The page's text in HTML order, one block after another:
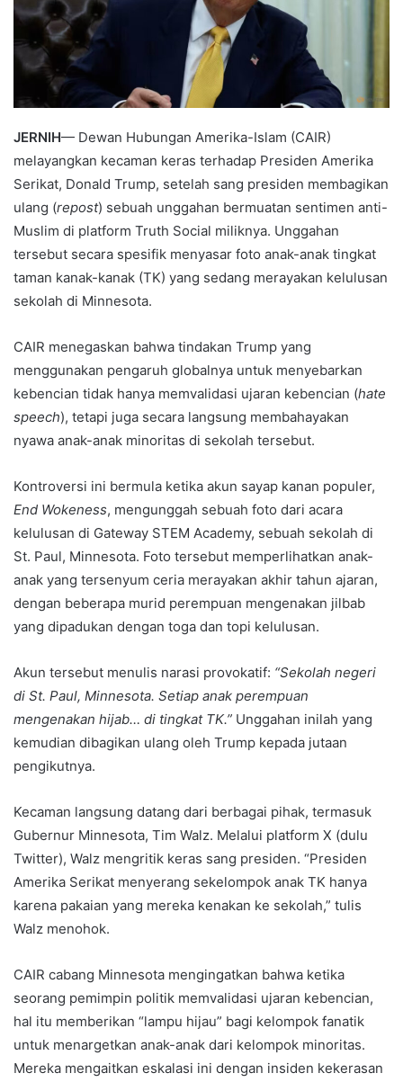
JERNIH— Dewan Hubungan Amerika-Islam (CAIR)
melayangkan kecaman keras terhadap Presiden Amerika
Serikat, Donald Trump, setelah sang presiden membagikan
ulang (repost) sebuah unggahan bermuatan sentimen anti-
Muslim di platform Truth Social miliknya. Unggahan
tersebut secara spesifik menyasar foto anak-anak tingkat
taman kanak-kanak (TK) yang sedang merayakan kelulusan
sekolah di Minnesota.
CAIR menegaskan bahwa tindakan Trump yang
menggunakan pengaruh globalnya untuk menyebarkan
kebencian tidak hanya memvalidasi ujaran kebencian (hate
speech), tetapi juga secara langsung membahayakan
nyawa anak-anak minoritas di sekolah tersebut.
Kontroversi ini bermula ketika akun sayap kanan populer,
End Wokeness, mengunggah sebuah foto dari acara
kelulusan di Gateway STEM Academy, sebuah sekolah di
St. Paul, Minnesota. Foto tersebut memperlihatkan anak-
anak yang tersenyum ceria merayakan akhir tahun ajaran,
dengan beberapa murid perempuan mengenakan jilbab
yang dipadukan dengan toga dan topi kelulusan.
Akun tersebut menulis narasi provokatif: “Sekolah negeri
di St. Paul, Minnesota. Setiap anak perempuan
mengenakan hijab… di tingkat TK.” Unggahan inilah yang
kemudian dibagikan ulang oleh Trump kepada jutaan
pengikutnya.
Kecaman langsung datang dari berbagai pihak, termasuk
Gubernur Minnesota, Tim Walz. Melalui platform X (dulu
Twitter), Walz mengritik keras sang presiden. “Presiden
Amerika Serikat menyerang sekelompok anak TK hanya
karena pakaian yang mereka kenakan ke sekolah,” tulis
Walz menohok.
CAIR cabang Minnesota mengingatkan bahwa ketika
seorang pemimpin politik memvalidasi ujaran kebencian,
hal itu memberikan “lampu hijau” bagi kelompok fanatik
untuk menargetkan anak-anak dari kelompok minoritas.
Mereka mengaitkan eskalasi ini dengan insiden kekerasan